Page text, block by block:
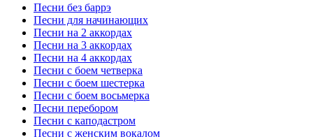
Песни без баррэ
Песни для начинающих
Песни на 2 аккордах
Песни на 3 аккордах
Песни на 4 аккордах
Песни с боем четверка
Песни с боем шестерка
Песни с боем восьмерка
Песни перебором
Песни с каподастром
Песни с женским вокалом